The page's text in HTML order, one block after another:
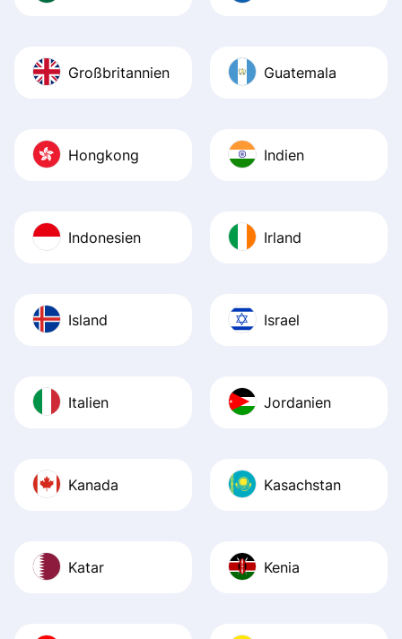
Großbritannien Guatemala
Hongkong Indien
Indonesien Irland
Island Israel
Italien Jordanien
Kanada Kasachstan
Katar Kenia